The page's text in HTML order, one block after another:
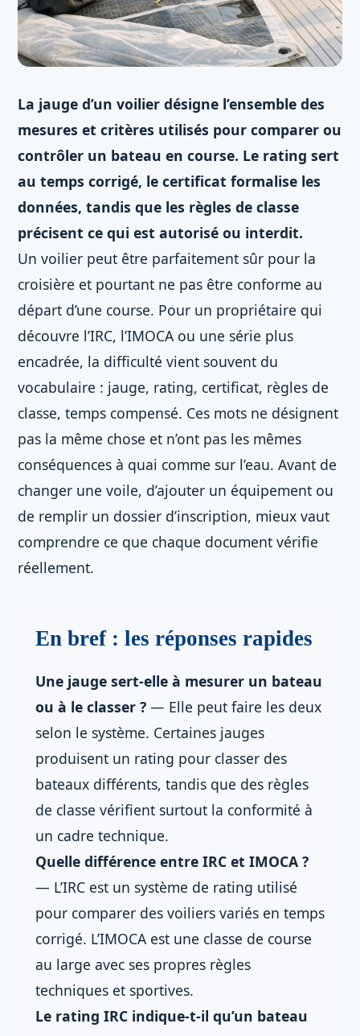
La jauge d’un voilier désigne l’ensemble des
mesures et critères utilisés pour comparer ou
contrôler un bateau en course. Le rating sert
au temps corrigé, le certificat formalise les
données, tandis que les règles de classe
précisent ce qui est autorisé ou interdit.
Un voilier peut être parfaitement sûr pour la
croisière et pourtant ne pas être conforme au
départ d’une course. Pour un propriétaire qui
découvre l’IRC, l’IMOCA ou une série plus
encadrée, la difficulté vient souvent du
vocabulaire : jauge, rating, certificat, règles de
classe, temps compensé. Ces mots ne désignent
pas la même chose et n’ont pas les mêmes
conséquences à quai comme sur l’eau. Avant de
changer une voile, d’ajouter un équipement ou
de remplir un dossier d’inscription, mieux vaut
comprendre ce que chaque document vérifie
réellement.
En bref : les réponses rapides
Une jauge sert-elle à mesurer un bateau
ou à le classer ? — Elle peut faire les deux
selon le système. Certaines jauges
produisent un rating pour classer des
bateaux différents, tandis que des règles
de classe vérifient surtout la conformité à
un cadre technique.
Quelle différence entre IRC et IMOCA ?
— L’IRC est un système de rating utilisé
pour comparer des voiliers variés en temps
corrigé. L’IMOCA est une classe de course
au large avec ses propres règles
techniques et sportives.
Le rating IRC indique-t-il qu’un bateau